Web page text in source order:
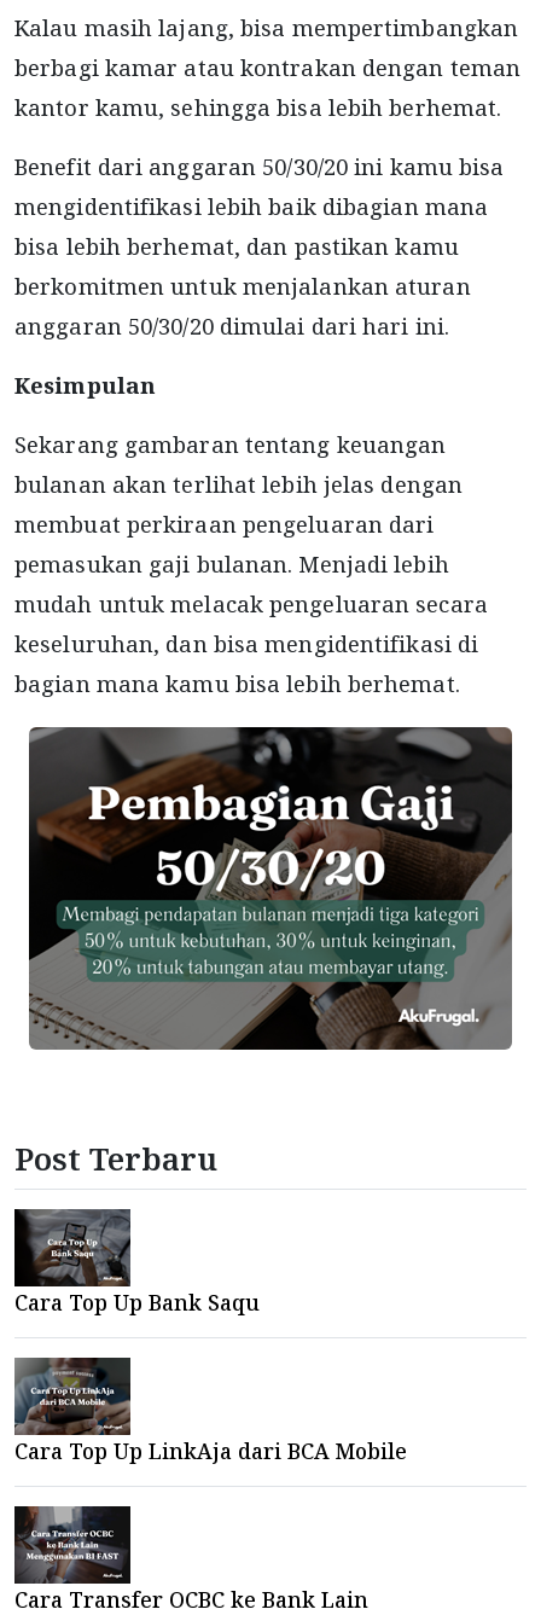
Kalau masih lajang, bisa mempertimbangkan
berbagi kamar atau kontrakan dengan teman
kantor kamu, sehingga bisa lebih berhemat.
Benefit dari anggaran 50/30/20 ini kamu bisa
mengidentifikasi lebih baik dibagian mana
bisa lebih berhemat, dan pastikan kamu
berkomitmen untuk menjalankan aturan
anggaran 50/30/20 dimulai dari hari ini.
Kesimpulan
Sekarang gambaran tentang keuangan
bulanan akan terlihat lebih jelas dengan
membuat perkiraan pengeluaran dari
pemasukan gaji bulanan. Menjadi lebih
mudah untuk melacak pengeluaran secara
keseluruhan, dan bisa mengidentifikasi di
bagian mana kamu bisa lebih berhemat.
Post Terbaru
Cara Top Up Bank Saqu
Cara Top Up LinkAja dari BCA Mobile
Cara Transfer OCBC ke Bank Lain